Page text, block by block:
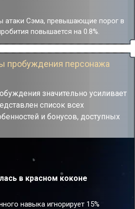
атаки Сэма, превышающие порог в
повышается на 0.8%.
пробуждения персонажа
значительно усиливает
список всех
и бонусов, доступных
в красном коконе
навыка игнорирует 15%